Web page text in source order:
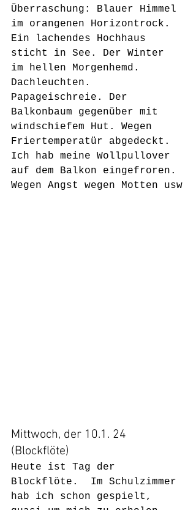
Überraschung: Blauer Himmel
im orangenen Horizontrock.
Ein lachendes Hochhaus
sticht in See. Der Winter
im hellen Morgenhemd.
Dachleuchten.
Papageischreie. Der
Balkonbaum gegenüber mit
windschiefem Hut. Wegen
Friertemperatür abgedeckt.
Ich hab meine Wollpullover
auf dem Balkon eingefroren.
Wegen Angst wegen Motten usw
Mittwoch, der 10.1. 24
(Blockflöte)
Heute ist Tag der
Blockflöte.  Im Schulzimmer
hab ich schon gespielt,